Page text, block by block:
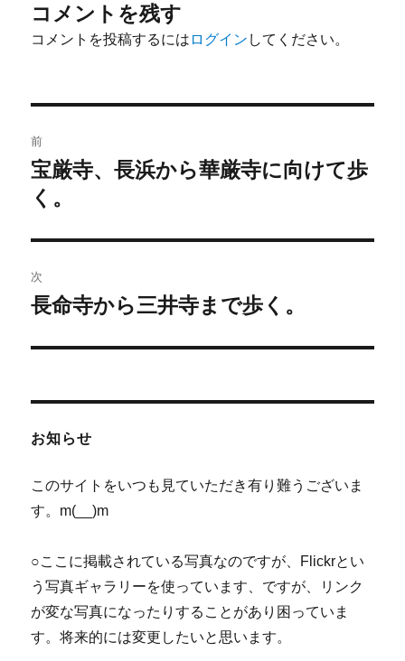
コメントを残す
コメントを投稿するには ログイン してください。
稿
ナ
ビ
ゲ
ー
シ
ン
前
前
の
稿:
宝厳寺、長浜から華厳寺に向けて歩
く。
次
次
投
長命寺から三井寺まで歩く。
お知らせ
このサイトをいつも見ていただき有り難うございま
す。m(__)m
○ここに掲載されている写真なのですが、Flickrとい
う写真ギャラリーを使っています、ですが、リンク
が変な写真になったりすることがあり困っていま
す。将来的には変更したいと思います。